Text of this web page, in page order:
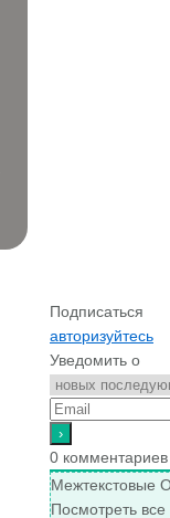
Подписаться
авторизуйтесь
Уведомить о
0 комментариев
Межтекстовые
Посмотреть